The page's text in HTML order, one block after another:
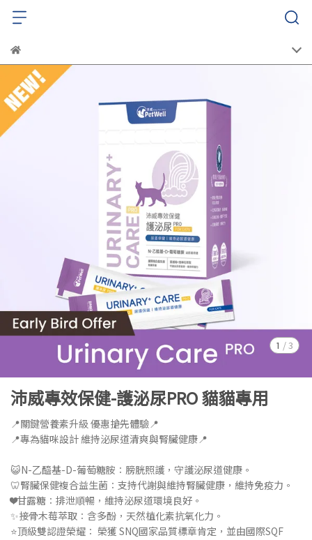
1 /3
沛威專效保健-護泌尿PRO 貓貓專用
📍關鍵營養素升級 優惠搶先體驗📍
📍專為貓咪設計 維持泌尿道清爽與腎臟健康📍
😺N-乙醯基-D-葡萄糖胺：膀胱照護，守護泌尿道健康。
🦷腎臟保健複合益生菌：支持代謝與維持腎臟健康，維持免疫力。
❤️甘露糖：排泄順暢，維持泌尿道環境良好。
✨接骨木莓萃取：含多酚，天然植化素抗氧化力。
⭐頂級雙認證榮耀： 榮獲 SNQ國家品質標章肯定，並由國際SQF